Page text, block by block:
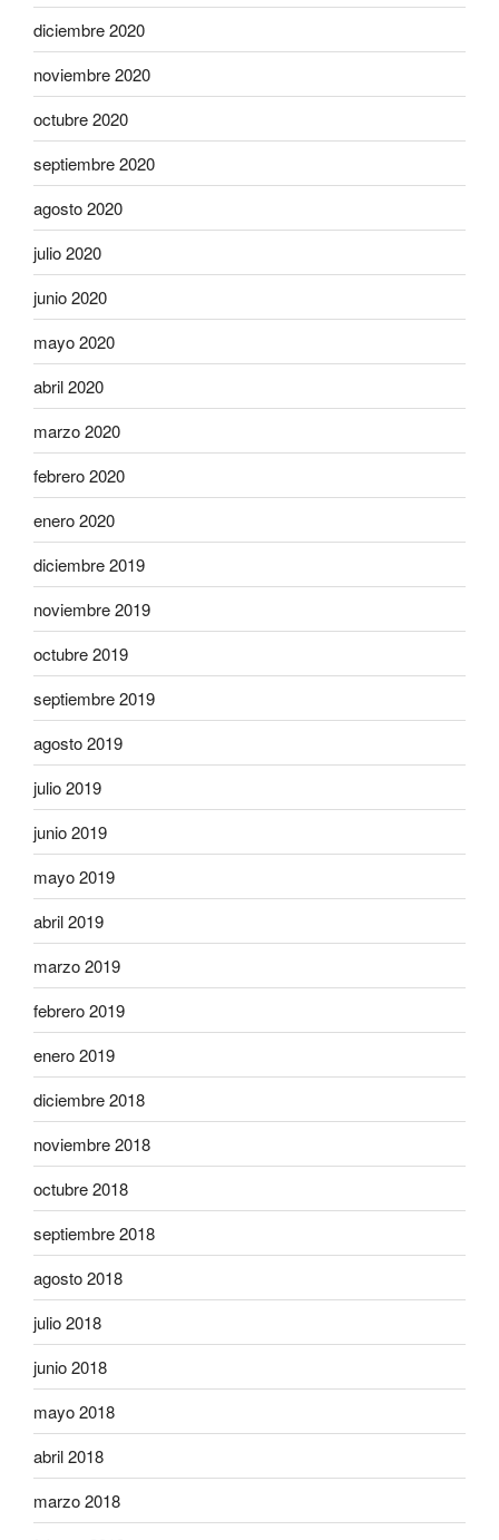
diciembre 2020
noviembre 2020
octubre 2020
septiembre 2020
agosto 2020
julio 2020
junio 2020
mayo 2020
abril 2020
marzo 2020
febrero 2020
enero 2020
diciembre 2019
noviembre 2019
octubre 2019
septiembre 2019
agosto 2019
julio 2019
junio 2019
mayo 2019
abril 2019
marzo 2019
febrero 2019
enero 2019
diciembre 2018
noviembre 2018
octubre 2018
septiembre 2018
agosto 2018
julio 2018
junio 2018
mayo 2018
abril 2018
marzo 2018